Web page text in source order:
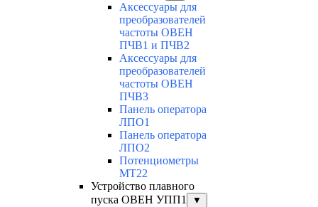
Аксессуары для
преобразователей
частоты ОВЕН
ПЧВ1 и ПЧВ2
Аксессуары для
преобразователей
частоты ОВЕН
ПЧВ3
Панель оператора
ЛПО1
Панель оператора
ЛПО2
Потенциометры
MT22
Устройство плавного
пуска ОВЕН УПП1
▼